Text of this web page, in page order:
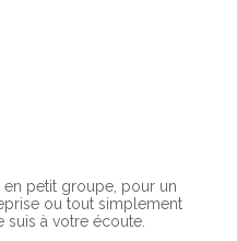
petit groupe, pour un
ou tout simplement
suis à votre écoute.